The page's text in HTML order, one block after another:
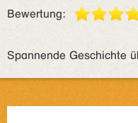
Bewertung:
Spannende Geschichte